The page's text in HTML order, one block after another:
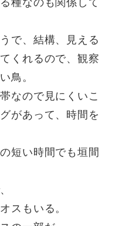
で、結構、見える
くれるので、観察
鳥。
なので見にくいこ
があって、時間を
短い時間でも垣間
スもいる。